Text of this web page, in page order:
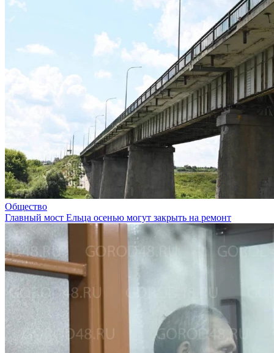
Общество
Главный мост Ельца осенью могут закрыть на ремонт